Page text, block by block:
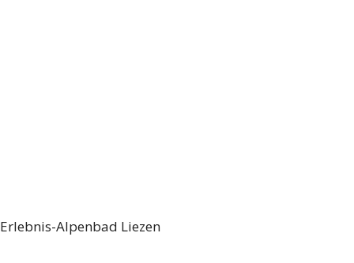
Erlebnis-Alpenbad Liezen